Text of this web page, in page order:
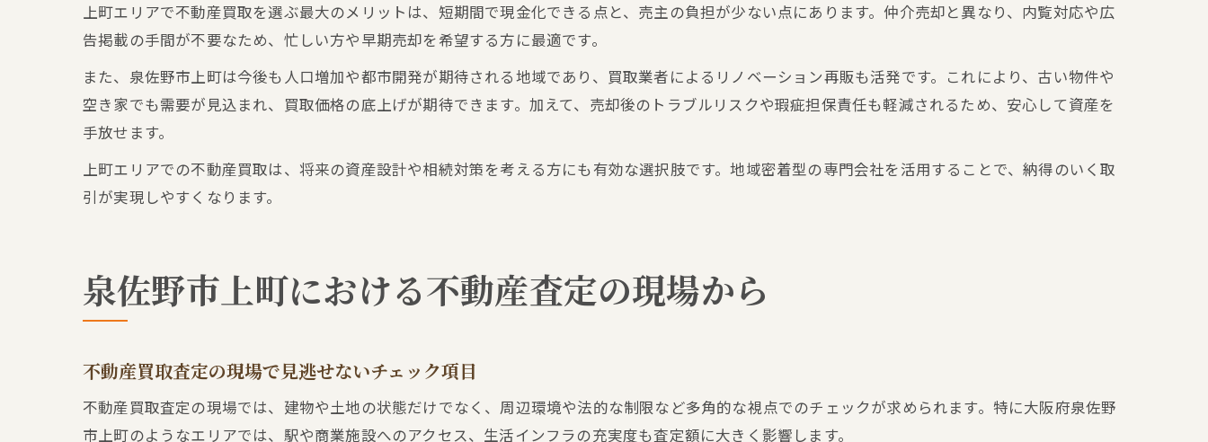
上町エリアで不動産買取を選ぶ最大のメリットは、短期間で現金化できる点と、売主の負担が少ない点にあります。仲介売却と異なり、内覧対応や広
告掲載の手間が不要なため、忙しい方や早期売却を希望する方に最適です。
また、泉佐野市上町は今後も人口増加や都市開発が期待される地域であり、買取業者によるリノベーション再販も活発です。これにより、古い物件や
空き家でも需要が見込まれ、買取価格の底上げが期待できます。加えて、売却後のトラブルリスクや瑕疵担保責任も軽減されるため、安心して資産を
手放せます。
上町エリアでの不動産買取は、将来の資産設計や相続対策を考える方にも有効な選択肢です。地域密着型の専門会社を活用することで、納得のいく取
引が実現しやすくなります。
泉佐野市上町における不動産査定の現場から
不動産買取査定の現場で見逃せないチェック項目
不動産買取査定の現場では、建物や土地の状態だけでなく、周辺環境や法的な制限など多角的な視点でのチェックが求められます。特に大阪府泉佐野
市上町のようなエリアでは、駅や商業施設へのアクセス、生活インフラの充実度も査定額に大きく影響します。